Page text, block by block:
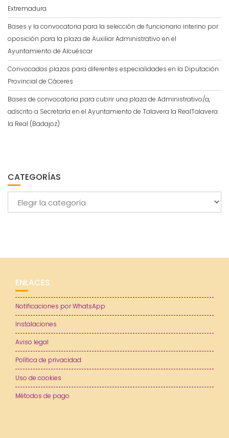
Extremadura
Bases y la convocatoria para la selección de funcionario interino por
oposición para la plaza de Auxiliar Administrativo en el
Ayuntamiento de Alcuéscar
Convocadas plazas para diferentes especialidades en la Diputación
Provincial de Cáceres
Bases de convocatoria para cubrir una plaza de Administrativo/a,
adscrito a Secretaría en el Ayuntamiento de Talavera la RealTalavera
la Real (Badajoz)
CATEGORÍAS
ENLACES
Notificaciones por WhatsApp
Instalaciones
Aviso legal
Política de privacidad
Uso de cookies
Métodos de pago